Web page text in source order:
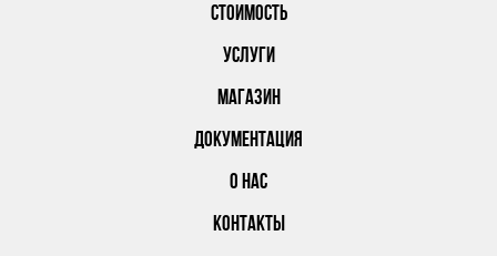
СТОИМОСТЬ
УСЛУГИ
МАГАЗИН
ДОКУМЕНТАЦИЯ
О НАС
КОНТАКТЫ